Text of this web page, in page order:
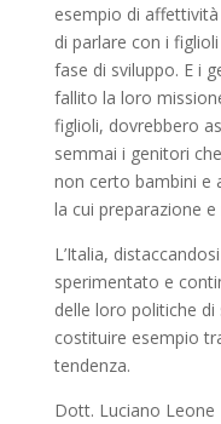
esempio di
di parlare con i
fase di sviluppo. E i
fallito la loro
figlioli, dovrebbero
semmai i genitori
non certo bambini e
la cui preparazione
L’Italia,
sperimentato e
delle loro politiche
costituire esempio
tendenza.
Dott. Luciano Leone